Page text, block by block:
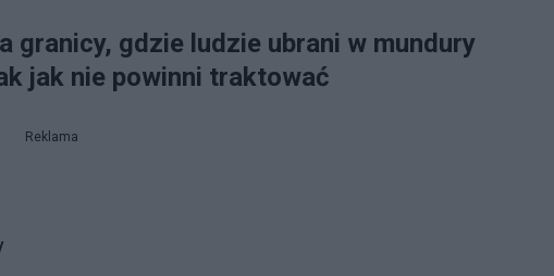
granicy, gdzie ludzie ubrani w mundury
jak nie powinni traktować
Reklama